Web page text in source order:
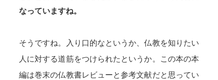
なっていますね。
そうですね。入り口的なというか、仏教を知りたい
人に対する道筋をつけられたというか。この本の本
編は巻末の仏教書レビューと参考文献だと思ってい